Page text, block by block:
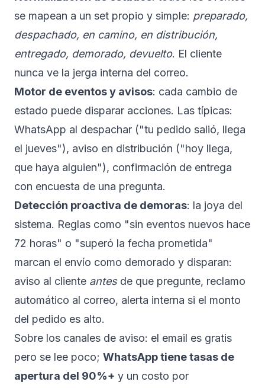
se mapean a un set propio y simple: preparado,
despachado, en camino, en distribución,
entregado, demorado, devuelto. El cliente
nunca ve la jerga interna del correo.
Motor de eventos y avisos: cada cambio de
estado puede disparar acciones. Las típicas:
WhatsApp al despachar ("tu pedido salió, llega
el jueves"), aviso en distribución ("hoy llega,
que haya alguien"), confirmación de entrega
con encuesta de una pregunta.
Detección proactiva de demoras: la joya del
sistema. Reglas como "sin eventos nuevos hace
72 horas" o "superó la fecha prometida"
marcan el envío como demorado y disparan:
aviso al cliente antesde que pregunte, reclamo
automático al correo, alerta interna si el monto
del pedido es alto.
Sobre los canales de aviso: el email es gratis
pero se lee poco; WhatsApp tiene tasas de
apertura del 90%+ y un costo por